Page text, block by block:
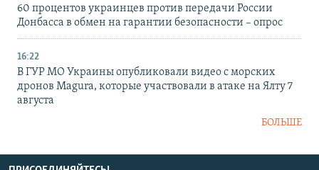
60 процентов украинцев против передачи России
Донбасса в обмен на гарантии безопасности – опрос
16:22
В ГУР МО Украины опубликовали видео с морских
дронов Magura, которые участвовали в атаке на Ялту 7
августа
БОЛЬШЕ